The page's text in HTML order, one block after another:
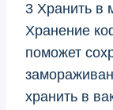
3 Хранить в
Хранение
поможет
хранить в